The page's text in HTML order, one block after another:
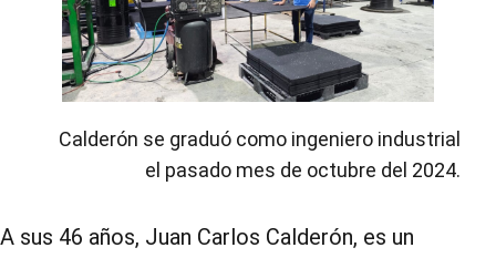
Calderón se graduó como ingeniero industrial
el pasado mes de octubre del 2024.
A sus 46 años, Juan Carlos Calderón, es un